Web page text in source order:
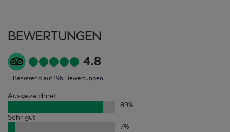
Bewertungen
4.8
Basierend auf 196 Bewertungen
Ausgezeichnet
89%
Sehr gut
7%